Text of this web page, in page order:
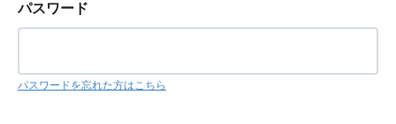
パスワード
パスワードを忘れた方はこちら